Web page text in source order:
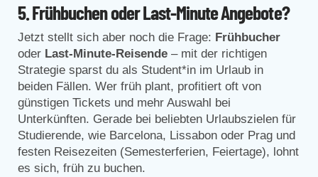
5. Frühbuchen oder Last-Minute Angebote?
Jetzt stellt sich aber noch die Frage: Frühbucher
oder Last-Minute-Reisende – mit der richtigen
Strategie sparst du als Student*in im Urlaub in
beiden Fällen. Wer früh plant, profitiert oft von
günstigen Tickets und mehr Auswahl bei
Unterkünften. Gerade bei beliebten Urlaubszielen für
Studierende, wie Barcelona, Lissabon oder Prag und
festen Reisezeiten (Semesterferien, Feiertage), lohnt
es sich, früh zu buchen.